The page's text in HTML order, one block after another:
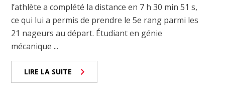
l’athlète a complété la distance en 7 h 30 min 51 s,
ce qui lui a permis de prendre le 5e rang parmi les
21 nageurs au départ. Étudiant en génie
mécanique ...
LIRE LA SUITE